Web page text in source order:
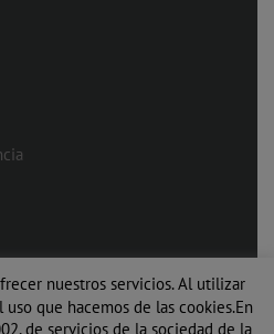
nuestros servicios. Al utilizar
que hacemos de las cookies.En
de servicios de la sociedad de la